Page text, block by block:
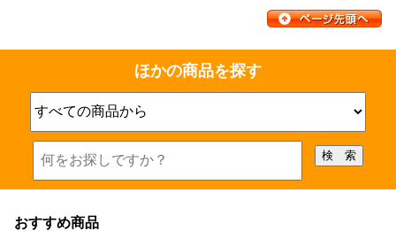
ほかの商品を探す
おすすめ商品